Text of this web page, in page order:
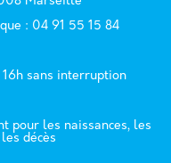
: 04 91 55 15 84
sans interruption
pour les naissances, les
décès